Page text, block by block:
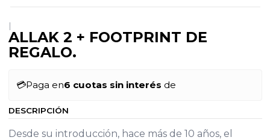
|
ALLAK 2 + FOOTPRINT DE
REGALO.
💳Paga en6 cuotas sin interés de
DESCRIPCIÓN
Desde su introducción, hace más de 10 años, el